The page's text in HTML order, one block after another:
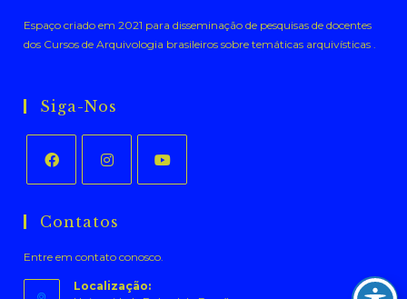
Espaço criado em 2021 para disseminação de pesquisas de docentes
dos Cursos de Arquivologia brasileiros sobre temáticas arquivísticas .
Siga-Nos
em
nova
aba
em
nova
aba
nova
aba
Contatos
Entre em contato conosco.
Localização: